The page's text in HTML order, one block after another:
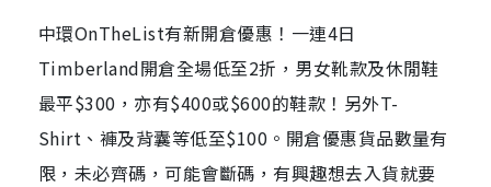
中環OnTheList有新開倉優惠！一連4日
Timberland開倉全場低至2折，男女靴款及休閒鞋
最平$300，亦有$400或$600的鞋款！另外T-
Shirt、褲及背囊等低至$100。開倉優惠貨品數量有
限，未必齊碼，可能會斷碼，有興趣想去入貨就要